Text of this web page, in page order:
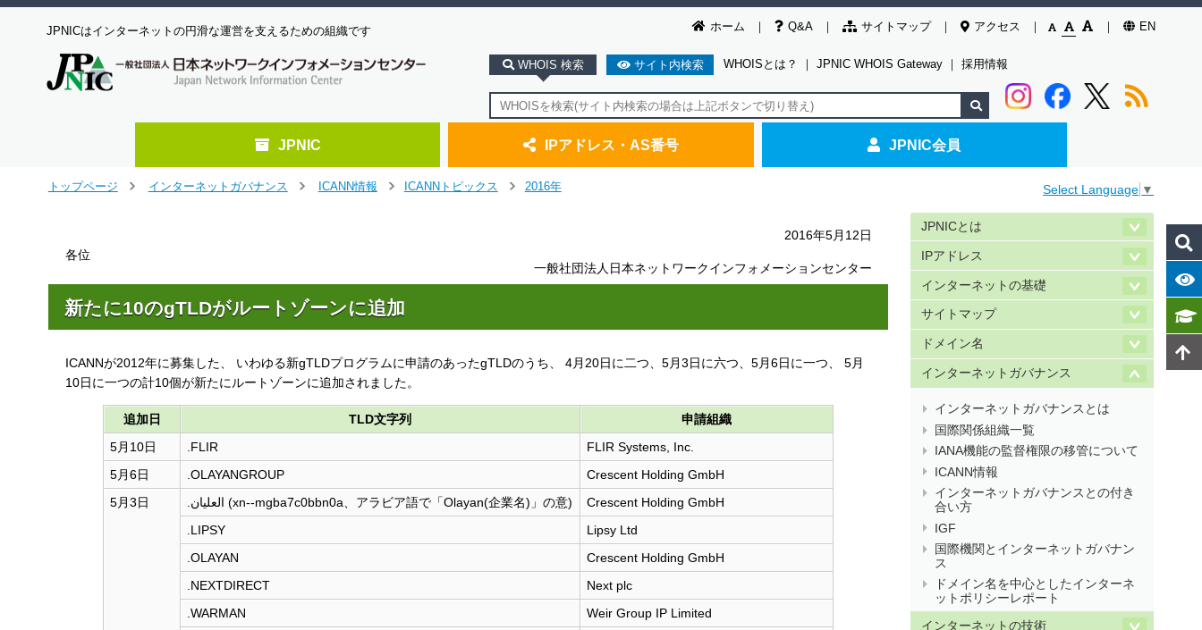
ホーム Q&A サイトマップ アクセス EN
JPNICはインターネットの円滑な運営を支えるための組織です
WHOIS 検索 サイト内検索 WHOISとは？ ｜ JPNIC WHOIS Gateway ｜ 採用情報
JPNIC IPアドレス・AS番号 JPNIC会員
トップページ
インターネットガバナンス
ICANN情報
ICANNトピックス
2016年 Select Language ▼
2016年5月12日
各位
一般社団法人日本ネットワークインフォメーションセンター
新たに10のgTLDがルートゾーンに追加
ICANNが2012年に募集した、 いわゆる新gTLDプログラムに申請のあったgTLDのうち、 4月20日に二つ、5月3日に六つ、5月6日に一つ、 5月
10日に一つの計10個が新たにルートゾーンに追加されました。
追加日 TLD文字列
申請組織
5月10日
.FLIR
FLIR Systems, Inc.
5月6日
.OLAYANGROUP
Crescent Holding GmbH
5月3日
.العليان (xn--mgba7c0bbn0a、アラビア語で「Olayan(企業名)」の意)
Crescent Holding GmbH
.LIPSY
Lipsy Ltd
.OLAYAN
Crescent Holding GmbH
.NEXTDIRECT
Next plc
.WARMAN
Weir Group IP Limited
JPNICとは
IPアドレス
インターネットの基礎
サイトマップ
ドメイン名
インターネットガバナンス
インターネットガバナンスとは
国際関係組織一覧
IANA機能の監督権限の移管について
ICANN情報
インターネットガバナンスとの付き
合い方
IGF
国際機関とインターネットガバナン
ス
ドメイン名を中心としたインターネ
ットポリシーレポート
インターネットの技術